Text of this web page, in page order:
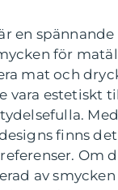
en
för
mat och
vara estetiskt
finns
Om
av smycken